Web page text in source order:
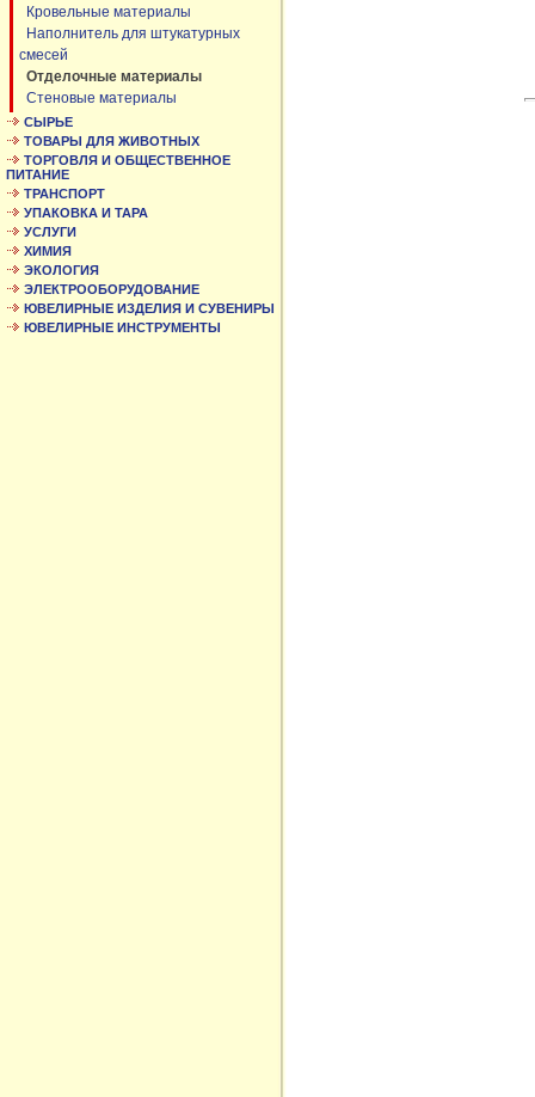
Кровельные материалы
Наполнитель для штукатурных
смесей
Отделочные материалы
Стеновые материалы
СЫРЬЕ
ТОВАРЫ ДЛЯ ЖИВОТНЫХ
ТОРГОВЛЯ И ОБЩЕСТВЕННОЕ
ПИТАНИЕ
ТРАНСПОРТ
УПАКОВКА И ТАРА
УСЛУГИ
ХИМИЯ
ЭКОЛОГИЯ
ЭЛЕКТРООБОРУДОВАНИЕ
ЮВЕЛИРНЫЕ ИЗДЕЛИЯ И СУВЕНИРЫ
ЮВЕЛИРНЫЕ ИНСТРУМЕНТЫ